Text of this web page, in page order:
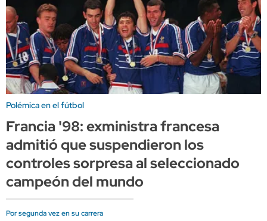
Polémica en el fútbol
Francia '98: exministra francesa
admitió que suspendieron los
controles sorpresa al seleccionado
campeón del mundo
Por segunda vez en su carrera